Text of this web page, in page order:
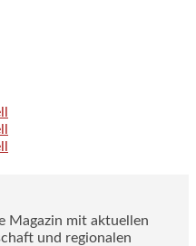
Magazin mit aktuellen
und regionalen